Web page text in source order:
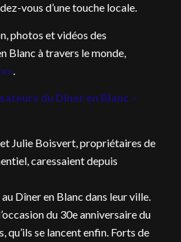
vous d’une touche locale.
photos et vidéos des
Blanc à travers le monde,
du Dîner en Blanc –
Julie Boisvert, propriétaires de
caressaient depuis
Dîner en Blanc dans leur ville.
du 30e anniversaire du
qu’ils se lancent enfin. Forts de